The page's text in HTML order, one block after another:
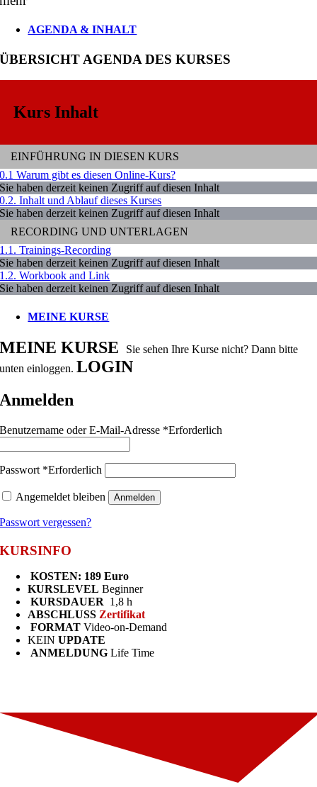
AGENDA & INHALT
ÜBERSICHT AGENDA DES KURSES
Kurs Inhalt
EINFÜHRUNG IN DIESEN KURS
0.1 Warum gibt es diesen Online-Kurs?
Sie haben derzeit keinen Zugriff auf diesen Inhalt
0.2. Inhalt und Ablauf dieses Kurses
Sie haben derzeit keinen Zugriff auf diesen Inhalt
RECORDING UND UNTERLAGEN
1.1. Trainings-Recording
Sie haben derzeit keinen Zugriff auf diesen Inhalt
1.2. Workbook and Link
Sie haben derzeit keinen Zugriff auf diesen Inhalt
MEINE KURSE
MEINE KURSE
Sie sehen Ihre Kurse nicht? Dann bitte
unten einloggen. LOGIN
Anmelden
Benutzername oder E-Mail-Adresse *Erforderlich
Passwort *Erforderlich
Angemeldet bleiben Anmelden
Passwort vergessen?
KURSINFO
KOSTEN: 189 Euro
KURSLEVEL Beginner
KURSDAUER 1,8 h
ABSCHLUSS Zertifikat
FORMAT Video-on-Demand
KEINUPDATE
ANMELDUNG Life Time